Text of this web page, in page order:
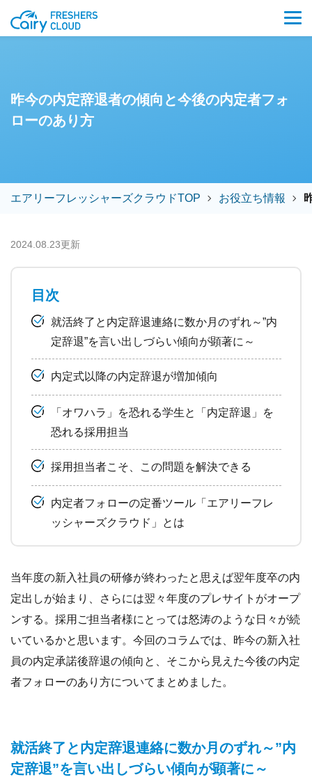
昨今の内定辞退者の傾向と今後の内定者フォ
ローのあり方
エアリーフレッシャーズクラウドTOP お役立ち情報
2024.08.23更新
目次
就活終了と内定辞退連絡に数か月のずれ～”内
定辞退”を言い出しづらい傾向が顕著に～
内定式以降の内定辞退が増加傾向
「オワハラ」を恐れる学生と「内定辞退」を
恐れる採用担当
採用担当者こそ、この問題を解決できる
内定者フォローの定番ツール「エアリーフレ
ッシャーズクラウド」とは
当年度の新入社員の研修が終わったと思えば翌年度卒の内
定出しが始まり、さらには翌々年度のプレサイトがオープ
ンする。採用ご担当者様にとっては怒涛のような日々が続
いているかと思います。今回のコラムでは、昨今の新入社
員の内定承諾後辞退の傾向と、そこから見えた今後の内定
者フォローのあり方についてまとめました。
就活終了と内定辞退連絡に数か月のずれ～”内
定辞退”を言い出しづらい傾向が顕著に～